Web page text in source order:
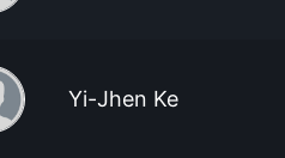
Yi-Jhen Ke